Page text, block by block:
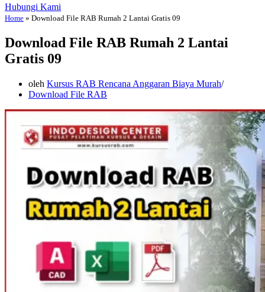
Hubungi Kami
Home » Download File RAB Rumah 2 Lantai Gratis 09
Download File RAB Rumah 2 Lantai
Gratis 09
oleh Kursus RAB Rencana Anggaran Biaya Murah
Download File RAB